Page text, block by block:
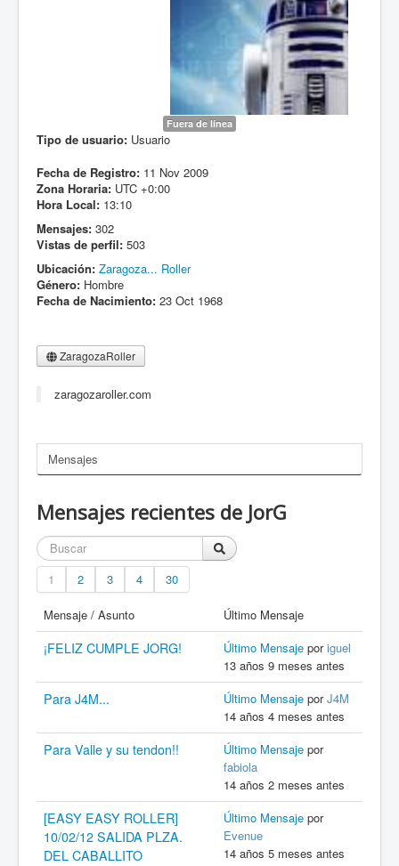
Fuera de línea
Tipo de usuario: Usuario
Fecha de Registro: 11 Nov 2009
Zona Horaria: UTC +0:00
Hora Local: 13:10
Mensajes: 302
Vistas de perfil: 503
Ubicación: Zaragoza... Roller
Género: Hombre
Fecha de Nacimiento: 23 Oct 1968
ZaragozaRoller
zaragozaroller.com
Mensajes
Mensajes recientes de JorG
1 2 3 4 30
Mensaje / Asunto Último Mensaje
¡FELIZ CUMPLE JORG! Último Mensaje poriguel
13 años 9 meses antes
Para J4M... Último Mensaje porJ4M
14 años 4 meses antes
Para Valle y su tendon!! Último Mensaje por
fabiola
14 años 2 meses antes
[EASY EASY ROLLER]
10/02/12 SALIDA PLZA.
DEL CABALLITO
Último Mensaje por
Evenue
14 años 5 meses antes